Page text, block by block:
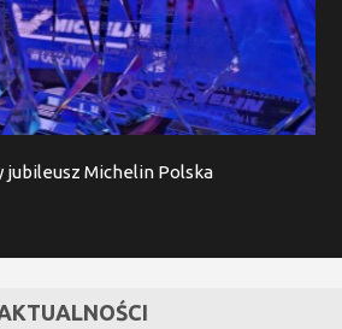
jubileusz Michelin Polska